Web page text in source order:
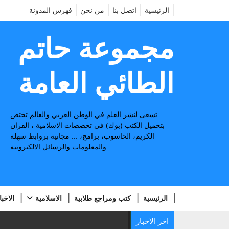
الرئيسية اتصل بنا من نحن فهرس المدونة
مجموعة حاتم
الطائي العامة
تسعى لنشر العلم في الوطن العربي والعالم تختص
بتحميل الكتب (بوك) فى تخصصات الاسلامية ، القران
الكريم، الحاسوب، برامج، ... مجانية بروابط سهلة
والمعلومات والرسائل الالكترونية
الرئيسية كتب ومراجع طلابية الاسلامية
اخر الاخبار